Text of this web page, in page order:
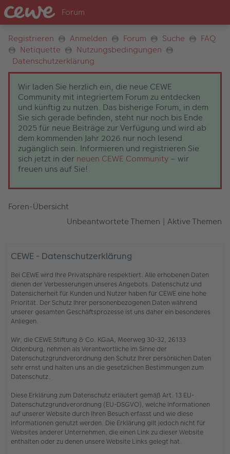
Registrieren Anmelden Forum Suche
FAQ
Netiquette
Nutzungsbedingungen
Datenschutzerklärung
Wir laden Sie herzlich ein, die neue CEWE
Community mit integriertem Forum zu entdecken
und künftig zu nutzen. Das bisherige Forum, in dem
Sie sich gerade befinden, steht nur noch bis Ende
2025 für neue Beiträge zur Verfügung und wird ab
dem kommenden Jahr 2026 nur noch lesend
zugänglich sein. Informieren und registrieren Sie
sich jetzt in der neuen CEWE Community – wir
freuen uns auf Sie!
Foren-Übersicht
Unbeantwortete Themen | Aktive Themen
CEWE - Datenschutzerklärung
Bei CEWE wird Ihre Privatsphäre respektiert. Alle erhobenen Daten
dienen der Verbesserungen unseres Angebots. Datenschutz und
Datensicherheit für Kunden und Nutzer haben für CEWE eine hohe
Priorität. Der Schutz Ihrer personenbezogenen Daten während
unserer gesamten Geschäftsprozesse ist uns daher ein besonderes
Anliegen.
Wir, die CEWE Stiftung & Co. KGaA, Meerweg 30-32, 26133
Oldenburg, nehmen als Verantwortliche im Sinne der
Datenschutzgrundverordnung den Schutz Ihrer persönlichen Daten
sehr ernst und halten uns an die gesetzlichen Bestimmungen zum
Datenschutz.
Diese Erklärung zum Datenschutz erläutert gemäß Art. 13 EU-
Datenschutzgrundverordnung (EU-DSGVO), welche Informationen
auf unserer Website durch Ihren Besuch erfasst und wie diese
Informationen genutzt werden. Die Erklärung gilt jedoch nicht für
Websites anderer Unternehmen, die einen Link zu dieser Website
enthalten oder zu denen unsere Website Links gelegt hat.